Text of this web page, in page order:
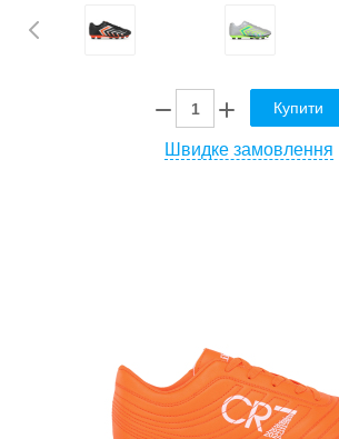
Купити
Швидке замовлення